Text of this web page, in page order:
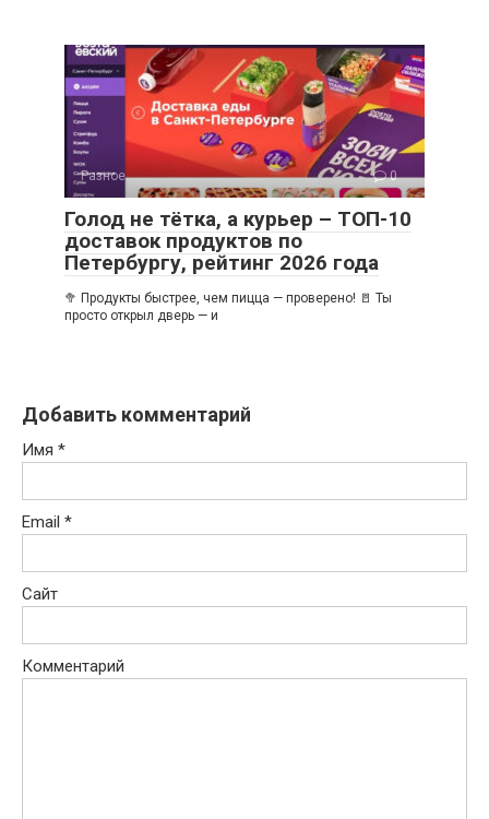
Разное 0
Голод не тётка, а курьер – ТОП-10
доставок продуктов по
Петербургу, рейтинг 2026 года
🥦 Продукты быстрее, чем пицца — проверено! 🚪 Ты
просто открыл дверь — и
Добавить комментарий
Имя *
Email *
Сайт
Комментарий